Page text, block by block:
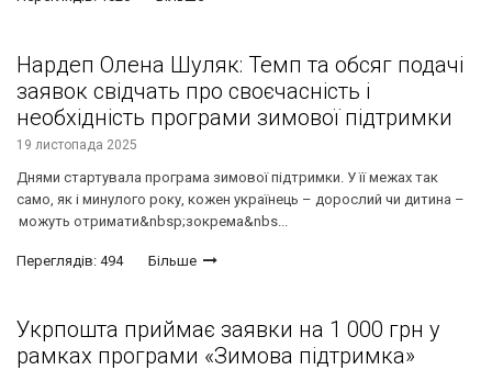
Нардеп Олена Шуляк: Темп та обсяг подачі
заявок свідчать про своєчасність і
необхідність програми зимової підтримки
19 листопада 2025
Днями стартувала програма зимової підтримки. У її межах так
само, як і минулого року, кожен українець – дорослий чи дитина –
можуть отримати&nbsp;зокрема&nbs...
Переглядів: 494 Більше
Укрпошта приймає заявки на 1 000 грн у
рамках програми «Зимова підтримка»